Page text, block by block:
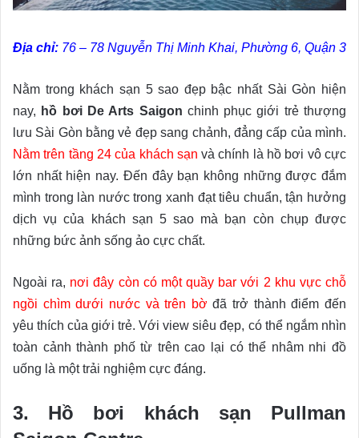
Địa chỉ: 76 – 78 Nguyễn Thị Minh Khai, Phường 6, Quận 3
Nằm trong khách sạn 5 sao đẹp bậc nhất Sài Gòn hiện
nay, hồ bơi De Arts Saigon chinh phục giới trẻ thượng
lưu Sài Gòn bằng vẻ đẹp sang chảnh, đẳng cấp của mình.
Nằm trên tầng 24 của khách sạn và chính là hồ bơi vô cực
lớn nhất hiện nay. Đến đây bạn không những được đắm
mình trong làn nước trong xanh đạt tiêu chuẩn, tận hưởng
dịch vụ của khách sạn 5 sao mà bạn còn chụp được
những bức ảnh sống ảo cực chất.
Ngoài ra, nơi đây còn có một quầy bar với 2 khu vực chỗ
ngồi chìm dưới nước và trên bờ đã trở thành điểm đến
yêu thích của giới trẻ. Với view siêu đẹp, có thể ngắm nhìn
toàn cảnh thành phố từ trên cao lại có thể nhâm nhi đồ
uống là một trải nghiệm cực đáng.
3. Hồ bơi khách sạn Pullman